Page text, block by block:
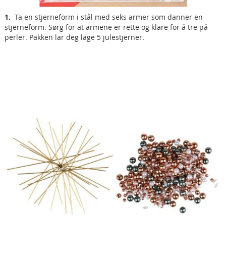
1. Ta en stjerneform i stål med seks armer som danner en
stjerneform. Sørg for at armene er rette og klare for å tre på
perler. Pakken lar deg lage 5 julestjerner.